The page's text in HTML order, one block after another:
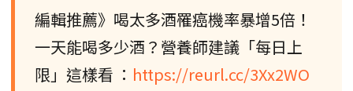
編輯推薦》喝太多酒罹癌機率暴增5倍！
一天能喝多少酒？營養師建議「每日上
限」這樣看 ： https://reurl.cc/3Xx2WO